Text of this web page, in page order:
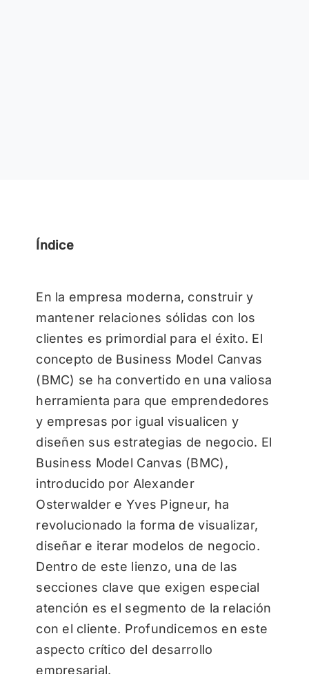
Índice
En la empresa moderna, construir y
mantener relaciones sólidas con los
clientes es primordial para el éxito. El
concepto de Business Model Canvas
(BMC) se ha convertido en una valiosa
herramienta para que emprendedores
y empresas por igual visualicen y
diseñen sus estrategias de negocio. El
Business Model Canvas (BMC),
introducido por Alexander
Osterwalder e Yves Pigneur, ha
revolucionado la forma de visualizar,
diseñar e iterar modelos de negocio.
Dentro de este lienzo, una de las
secciones clave que exigen especial
atención es el segmento de la relación
con el cliente. Profundicemos en este
aspecto crítico del desarrollo
empresarial.